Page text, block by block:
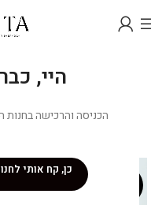
היי, כבר
כן, קח אותי